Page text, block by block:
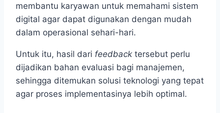
membantu karyawan untuk memahami sistem
digital agar dapat digunakan dengan mudah
dalam operasional sehari-hari.
Untuk itu, hasil dari feedback tersebut perlu
dijadikan bahan evaluasi bagi manajemen,
sehingga ditemukan solusi teknologi yang tepat
agar proses implementasinya lebih optimal.